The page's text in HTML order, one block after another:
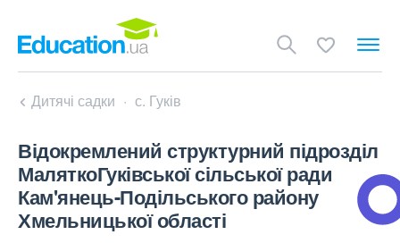
Дитячі садки с. Гуків
Відокремлений структурний підрозділ
МаляткоГуківської сільської ради
Кам'янець-Подільського району
Хмельницької області